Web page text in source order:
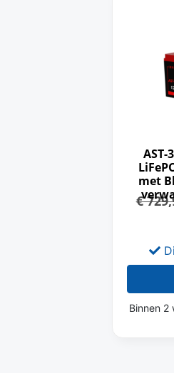
AST-
met
€
Binnen 2